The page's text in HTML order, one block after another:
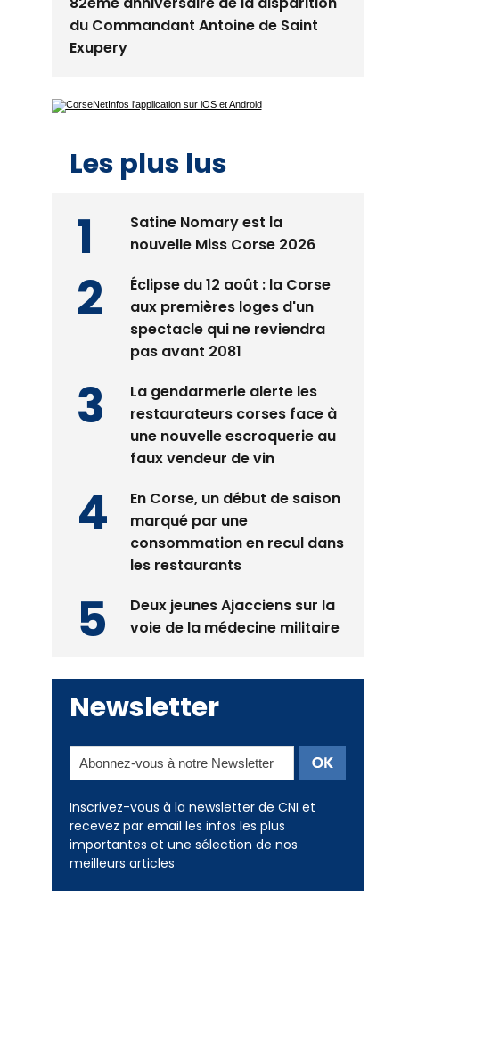
31/07/2026 08:22
82ème anniversaire de la disparition
Les plus lus
nouvelle Miss Corse 2026
Éclipse du 12 août : la Corse
aux premières loges d'un
pas avant 2081
La gendarmerie alerte les
restaurateurs corses face à
faux vendeur de vin
En Corse, un début de saison
marqué par une
les restaurants
Newsletter
Inscrivez-vous à la newsletter de CNI et
recevez par email les infos les plus
importantes et une sélection de nos